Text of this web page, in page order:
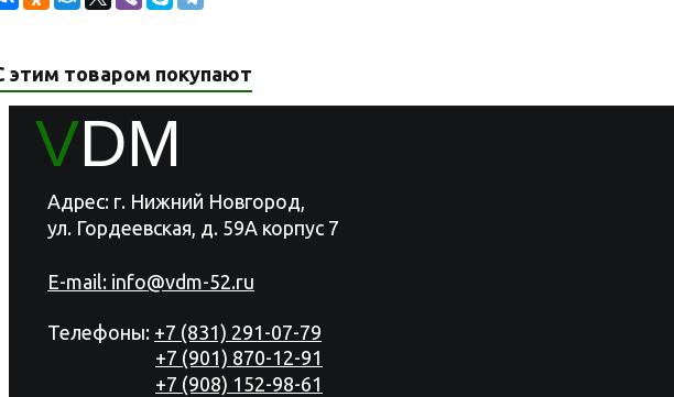
этим товаром покупают
VDM
Адрес: г. Нижний Новгород,
ул. Гордеевская, д. 59А корпус 7
E-mail: info@vdm-52.ru
Телефоны: +7 (831) 291-07-79
+7 (901) 870-12-91
+7 (908) 152-98-61